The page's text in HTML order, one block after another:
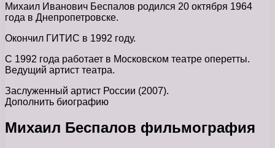
Михаил Иванович Беспалов родился 20 октября 1964
года в Днепропетровске.
Окончил ГИТИС в 1992 году.
С 1992 года работает в Московском театре оперетты.
Ведущий артист театра.
Заслуженный артист России (2007).
Дополнить биографию
Михаил Беспалов фильмография